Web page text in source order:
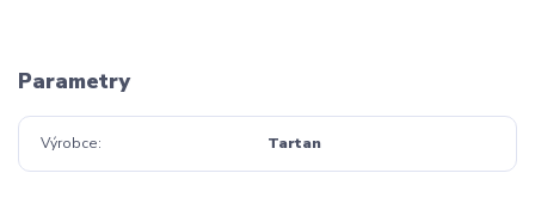
Parametry
Výrobce Tartan